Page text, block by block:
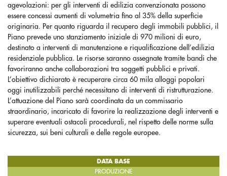
agevolazioni: per gli interventi di edilizia convenzionata possono
essere concessi aumenti di volumetria fino al 35% della superficie
originaria. Per quanto riguarda il recupero degli immobili pubblici, il
Piano prevede uno stanziamento iniziale di 970 milioni di euro,
destinato a interventi di manutenzione e riqualificazione dell’edilizia
residenziale pubblica. Le risorse saranno assegnate tramite bandi che
favoriranno anche collaborazioni tra soggetti pubblici e privati.
L’obiettivo dichiarato è recuperare circa 60 mila alloggi popolari
oggi inutilizzabili perché necessitano di interventi di ristrutturazione.
L’attuazione del Piano sarà coordinata da un commissario
straordinario, incaricato di favorire la realizzazione degli interventi e
superare eventuali ostacoli procedurali, nel rispetto delle norme sulla
sicurezza, sui beni culturali e delle regole europee.
DATA BASE
PRODUZIONE